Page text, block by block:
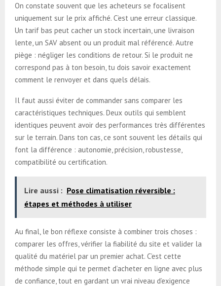
On constate souvent que les acheteurs se focalisent
uniquement sur le prix affiché. C’est une erreur classique.
Un tarif bas peut cacher un stock incertain, une livraison
lente, un SAV absent ou un produit mal référencé. Autre
piège : négliger les conditions de retour. Si le produit ne
correspond pas à ton besoin, tu dois savoir exactement
comment le renvoyer et dans quels délais.
Il faut aussi éviter de commander sans comparer les
caractéristiques techniques. Deux outils qui semblent
identiques peuvent avoir des performances très différentes
sur le terrain. Dans ton cas, ce sont souvent les détails qui
font la différence : autonomie, précision, robustesse,
compatibilité ou certification.
Lire aussi : Pose climatisation réversible :
étapes et méthodes à utiliser
Au final, le bon réflexe consiste à combiner trois choses :
comparer les offres, vérifier la fiabilité du site et valider la
qualité du matériel par un premier achat. C’est cette
méthode simple qui te permet d’acheter en ligne avec plus
de confiance, tout en gardant un vrai niveau d’exigence